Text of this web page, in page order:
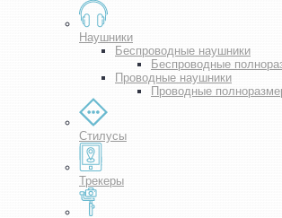
Наушники
Беспроводные наушники
Беспроводные
Проводные наушники
Проводные
Стилусы
Трекеры